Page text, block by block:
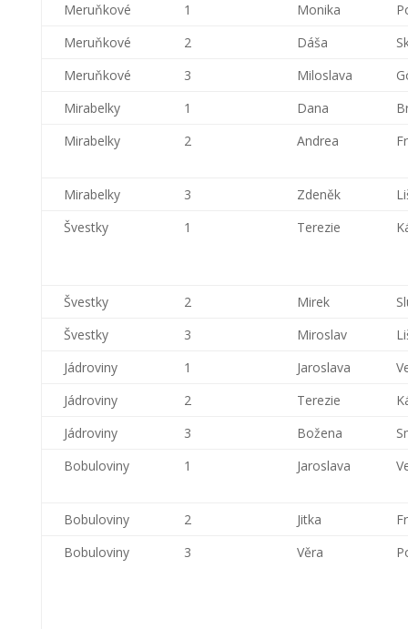
Meruňkové
1 Monika
Meruňkové
2 Dáša
Meruňkové
3 Miloslava
Mirabelky
1 Dana
Mirabelky
2 Andrea
Mirabelky 3 Zdeněk
Švestky
1 Terezie
Švestky 2 Mirek
Švestky
3 Miroslav
Jádroviny
1 Jaroslava
Jádroviny
2 Terezie
Jádroviny
3 Božena
Bobuloviny
1 Jaroslava
Bobuloviny 2 Jitka
Bobuloviny
3 Věra